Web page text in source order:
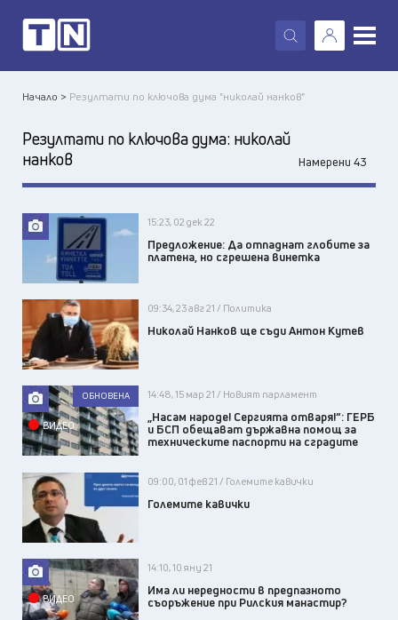
X
Начало > Резултати по ключова дума "николай нанков"
Резултати по ключова дума: николай
нанков
Намерени 43
15:23, 02 дек 22
Предложение: Да отпаднат глобите за
платена, но сгрешена винетка
09:34, 23 авг 21 / Политика
Николай Нанков ще съди Антон Кутев
ВИДЕО
ОБНОВЕНА 14:48, 15 мар 21 / Новият парламент
„Насам народе! Сергията отваря!“: ГЕРБ
и БСП обещават държавна помощ за
техническите паспорти на сградите
09:00, 01 фев 21 / Големите кавички
Големите кавички
ВИДЕО
14:10, 10 яну 21
Има ли нередности в предпазното
съоръжение при Рилския манастир?